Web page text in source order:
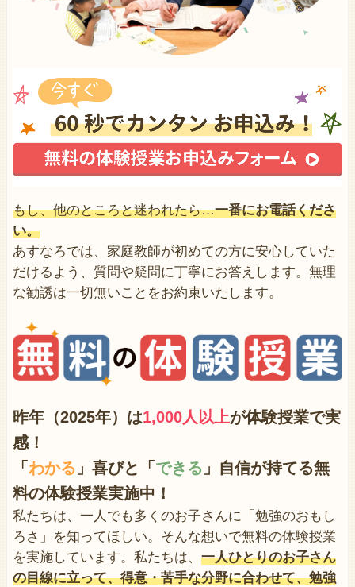
もし、他のところと迷われたら…一番にお電話くださ
い。
あすなろでは、家庭教師が初めての方に安心していた
だけるよう、質問や疑問に丁寧にお答えします。無理
な勧誘は一切無いことをお約束いたします。
昨年（2025年）は1,000人以上が体験授業で実
感！
「 わかる 」喜びと「 できる 」自信が持てる無
料の体験授業実施中！
私たちは、一人でも多くのお子さんに「勉強のおもし
ろさ」を知ってほしい。そんな想いで無料の体験授業
を実施しています。私たちは、 一人ひとりのお子さん
の目線に立って、得意・苦手な分野に合わせて、勉強